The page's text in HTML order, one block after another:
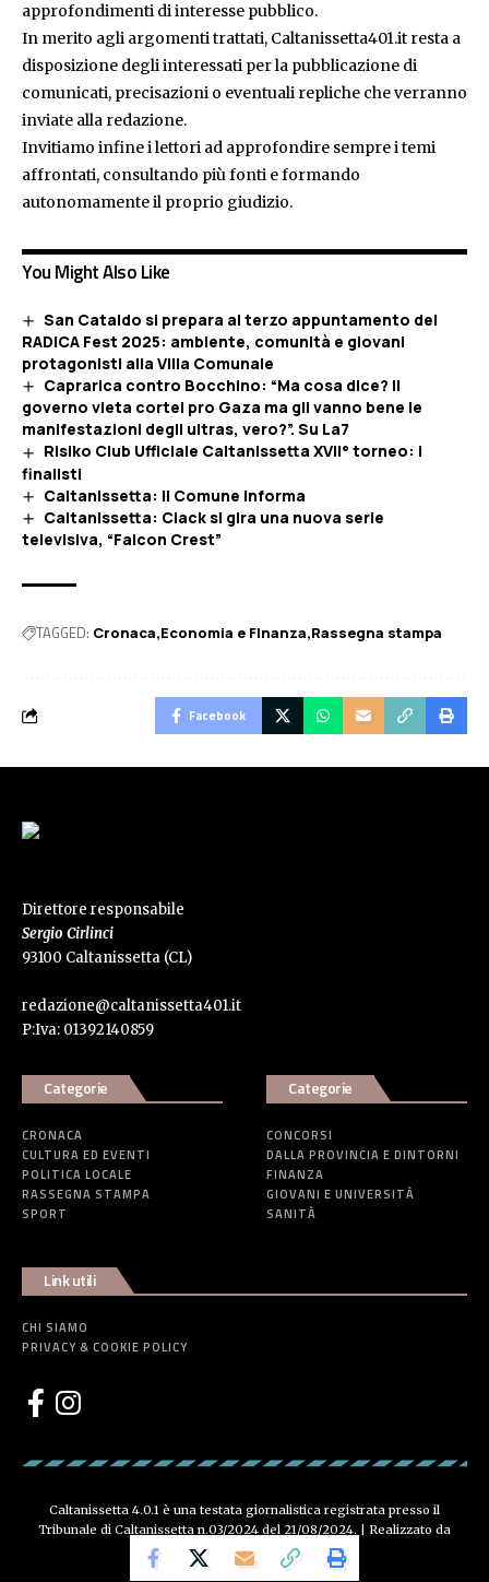
approfondimenti di interesse pubblico.
In merito agli argomenti trattati, Caltanissetta401.it resta a
disposizione degli interessati per la pubblicazione di
comunicati, precisazioni o eventuali repliche che verranno
inviate alla redazione.
Invitiamo infine i lettori ad approfondire sempre i temi
affrontati, consultando più fonti e formando
autonomamente il proprio giudizio.
You Might Also Like
San Cataldo si prepara al terzo appuntamento del
RADICA Fest 2025: ambiente, comunità e giovani
protagonisti alla Villa Comunale
Caprarica contro Bocchino: “Ma cosa dice? Il
governo vieta cortei pro Gaza ma gli vanno bene le
manifestazioni degli ultras, vero?”. Su La7
Risiko Club Ufficiale Caltanissetta XVII° torneo: i
finalisti
Caltanissetta: Il Comune informa
Caltanissetta: Ciack si gira una nuova serie
televisiva, “Falcon Crest”
TAGGED: Cronaca Economia e FInanza Rassegna stampa
Facebook
Direttore responsabile
Sergio Cirlinci
93100 Caltanissetta (CL)
redazione@caltanissetta401.it
P:Iva: 01392140859
Categorie
CRONACA
CULTURA ED EVENTI
POLITICA LOCALE
RASSEGNA STAMPA
SPORT
Categorie
CONCORSI
DALLA PROVINCIA E DINTORNI
FINANZA
GIOVANI E UNIVERSITÀ
SANITÀ
Link utili
CHI SIAMO
PRIVACY & COOKIE POLICY
Caltanissetta 4.0.1 è una testata giornalistica registrata presso il
Tribunale di Caltanissetta n.03/2024 del 21/08/2024. | Realizzato da
Creative Agency